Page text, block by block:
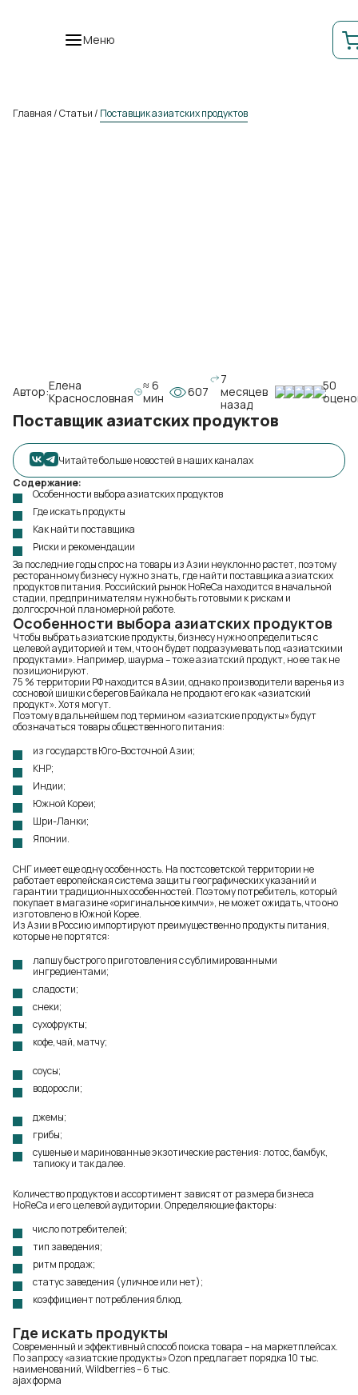
Меню
Главная/Статьи/ Поставщик азиатских продуктов
Автор:Елена
Краснословная
≈ 6
мин
607
7
месяцев
назад
50
Поставщик азиатских продуктов
Читайте больше новостей в наших каналах
Содержание:
Особенности выбора азиатских продуктов
Где искать продукты
Как найти поставщика
Риски и рекомендации
За последние годы спрос на товары из Азии неуклонно растет, поэтому
ресторанному бизнесу нужно знать, где найти поставщика азиатских
продуктов питания. Российский рынок HoReCa находится в начальной
стадии, предпринимателям нужно быть готовыми к рискам и
долгосрочной планомерной работе.
Особенности выбора азиатских продуктов
Чтобы выбрать азиатские продукты, бизнесу нужно определиться с
целевой аудиторией и тем, что он будет подразумевать под «азиатскими
продуктами». Например, шаурма – тоже азиатский продукт, но ее так не
позиционируют.
75 % территории РФ находится в Азии, однако производители варенья из
сосновой шишки с берегов Байкала не продают его как «азиатский
продукт». Хотя могут.
Поэтому в дальнейшем под термином «азиатские продукты» будут
обозначаться товары общественного питания:
из государств Юго-Восточной Азии;
КНР;
Индии;
Южной Кореи;
Шри-Ланки;
Японии.
СНГ имеет еще одну особенность. На постсоветской территории не
работает европейская система защиты географических указаний и
гарантии традиционных особенностей. Поэтому потребитель, который
покупает в магазине «оригинальное кимчи», не может ожидать, что оно
изготовлено в Южной Корее.
Из Азии в Россию импортируют преимущественно продукты питания,
которые не портятся:
лапшу быстрого приготовления с сублимированными
ингредиентами;
сладости;
снеки;
сухофрукты;
кофе, чай, матчу;
соусы;
водоросли;
джемы;
грибы;
сушеные и маринованные экзотические растения: лотос, бамбук,
тапиоку и так далее.
Количество продуктов и ассортимент зависят от размера бизнеса
HoReCa и его целевой аудитории. Определяющие факторы:
число потребителей;
тип заведения;
ритм продаж;
статус заведения (уличное или нет);
коэффициент потребления блюд.
Где искать продукты
Современный и эффективный способ поиска товара – на маркетплейсах.
По запросу «азиатские продукты» Ozon предлагает порядка 10 тыс.
наименований, Wildberries – 6 тыс.
ajax форма